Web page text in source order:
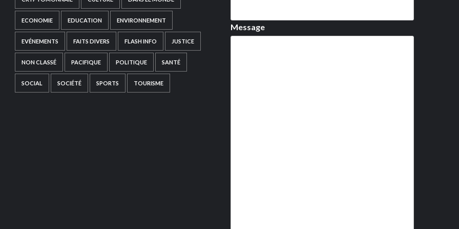
ECONOMIE EDUCATION ENVIRONNEMENT
EVÉNEMENTS FAITS DIVERS FLASH INFO JUSTICE
NON CLASSÉ PACIFIQUE POLITIQUE SANTÉ
SOCIAL SOCIÉTÉ SPORTS TOURISME
Message